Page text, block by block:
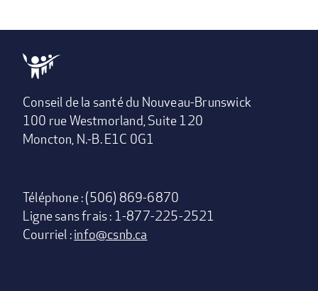
Conseil de la santé du Nouveau-Brunswick
100 rue Westmorland, Suite 120
Moncton, N.-B. E1C 0G1
Téléphone : (506) 869-6870
Ligne sans frais : 1-877-225-2521
Courriel :info@csnb.ca